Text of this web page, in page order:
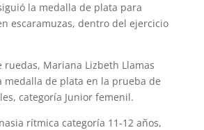
la medalla de plata para
escaramuzas, dentro del ejercicio
ruedas, Mariana Lizbeth Llamas
medalla de plata en la prueba de
categoría Junior femenil.
rítmica categoría 11-12 años,